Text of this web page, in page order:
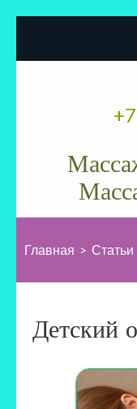
Главная > Статьи
Детский